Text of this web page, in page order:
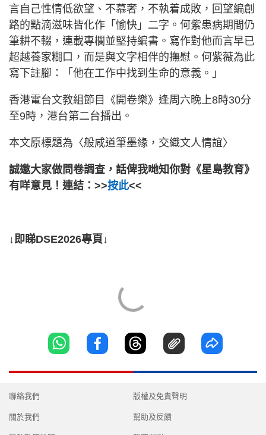
言自己性情低欲望、不慕奢，不執着成敗，回望編創
路的點滴滋味皆化作「愉快」二字。何紫患病期間仍
筆耕不輟，連載專欄並堅持編書。寫作對他而言早已
超越養家糊口，而是與文字相伴的撫慰。何紫薇為此
寫下註腳：「他在工作中找到生命的意義。」
香港電台文教組節目《開卷樂》逢周六晚上8時30分
至9時，港台第二台播出。
本文原標題為〈般咸道筆墨緣，交織文人情誼〉
誠邀大家做問卷調查，話俾我哋知你對《星島教育》
有咩意見！連結：>>按此<<
↓即睇DSE2026專頁↓
聯絡我們
關於我們
版權及免責聲明
幫助及反饋